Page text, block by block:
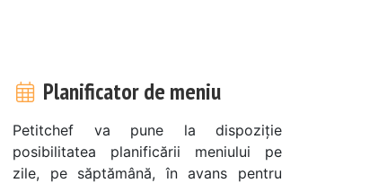
Planificator de meniu
Petitchef va pune la dispoziție
posibilitatea planificării meniului pe
zile, pe săptămână, în avans pentru